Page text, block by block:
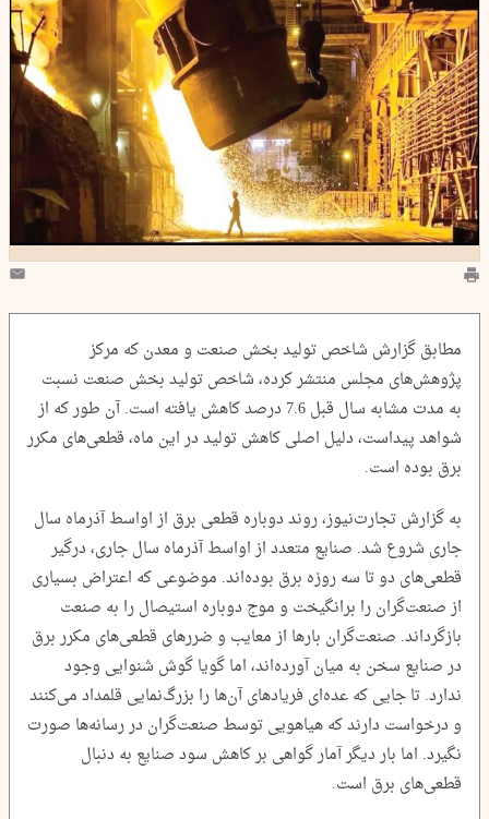
مطابق گزارش شاخص تولید بخش صنعت و معدن که مرکز
پژوهش‌های مجلس منتشر کرده، شاخص تولید بخش صنعت نسبت
به مدت مشابه سال قبل 7.6 درصد کاهش یافته است. آن طور که از
شواهد پیداست، دلیل اصلی کاهش تولید در این ماه، قطعی‌های مکرر
برق بوده است.
به گزارش تجارت‌نیوز، روند دوباره قطعی برق از اواسط آذرماه سال
جاری شروع شد. صنایع متعدد از اواسط آذرماه سال جاری، درگیر
قطعی‌های دو تا سه روزه برق بوده‌اند. موضوعی که اعتراض بسیاری
از صنعت‌گران را برانگیخت و موج دوباره استیصال را به صنعت
بازگرداند. صنعت‌گران بارها از معایب و ضررهای قطعی‌های مکرر برق
در صنایع سخن به میان آورده‌اند، اما گویا گوش شنوایی وجود
ندارد. تا جایی که عده‌ای فریادهای آن‌ها را بزرگ‌نمایی قلمداد می‌کنند
و درخواست دارند که هیاهویی توسط صنعت‌گران در رسانه‌ها صورت
نگیرد. اما بار دیگر آمار گواهی بر کاهش سود صنایع به دنبال
قطعی‌های برق است.